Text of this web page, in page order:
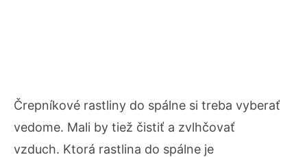
Črepníkové rastliny do spálne si treba vyberať
vedome. Mali by tiež čistiť a zvlhčovať
vzduch. Ktorá rastlina do spálne je